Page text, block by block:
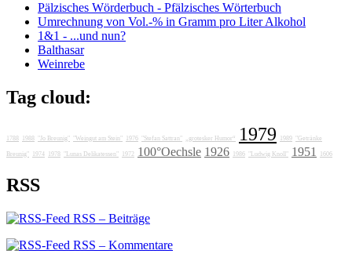
Pälzisches Wörderbuch - Pfälzisches Wörterbuch
Umrechnung von Vol.-% in Gramm pro Liter Alkohol
1&1 - ...und nun?
Balthasar
Weinrebe
Tag cloud:
1788 1988 "Jo Breunig" "Weingut am Stein" 1976 "Stefan Sattran" „grotesker Humor“ 1979 1989 "Getränke
Breunig" 1974 1978 "Lunas Delikatessen" 1972 100°Oechsle 1926 1986 "Ludwig Knoll" 1951 1606
RSS
RSS – Beiträge
RSS – Kommentare